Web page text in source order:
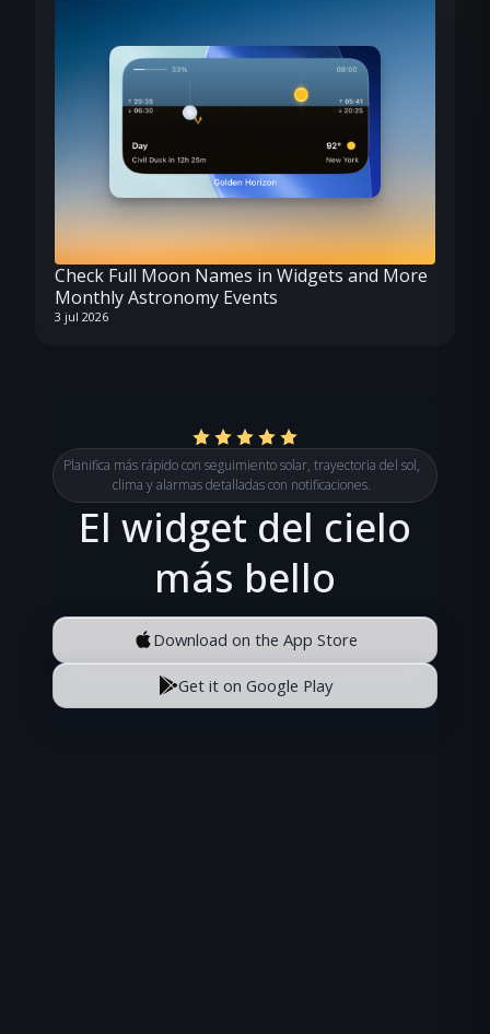
Check Full Moon Names in Widgets and More
Monthly Astronomy Events
3 jul 2026
Planifica más rápido con seguimiento solar, trayectoria del sol,
clima y alarmas detalladas con notificaciones.
El widget del cielo
más bello
Download on the App Store
Get it on Google Play